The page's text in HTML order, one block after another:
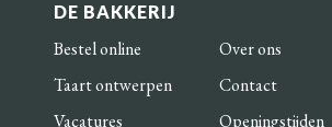
DE BAKKERIJ
Bestel online Over ons
Taart ontwerpen
Contact
Vacatures
Openingstijden